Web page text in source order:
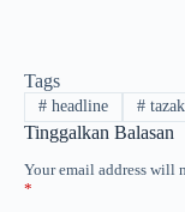
Tags
#headline #
Tinggalkan Balasan
Your email address will
*